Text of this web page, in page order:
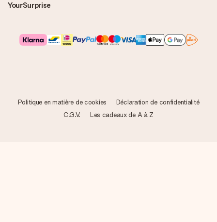
YourSurprise
Politique en matière de cookies
Déclaration de confidentialité
C.G.V.
Les cadeaux de A à Z